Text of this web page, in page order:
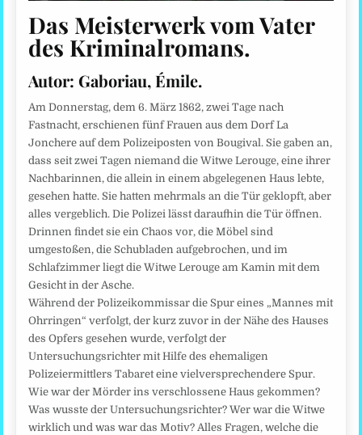
Das Meisterwerk vom Vater
des Kriminalromans.
Autor: Gaboriau, Émile.
Am Donnerstag, dem 6. März 1862, zwei Tage nach
Fastnacht, erschienen fünf Frauen aus dem Dorf La
Jonchere auf dem Polizeiposten von Bougival. Sie gaben an,
dass seit zwei Tagen niemand die Witwe Lerouge, eine ihrer
Nachbarinnen, die allein in einem abgelegenen Haus lebte,
gesehen hatte. Sie hatten mehrmals an die Tür geklopft, aber
alles vergeblich. Die Polizei lässt daraufhin die Tür öffnen.
Drinnen findet sie ein Chaos vor, die Möbel sind
umgestoßen, die Schubladen aufgebrochen, und im
Schlafzimmer liegt die Witwe Lerouge am Kamin mit dem
Gesicht in der Asche.
Während der Polizeikommissar die Spur eines „Mannes mit
Ohrringen“ verfolgt, der kurz zuvor in der Nähe des Hauses
des Opfers gesehen wurde, verfolgt der
Untersuchungsrichter mit Hilfe des ehemaligen
Polizeiermittlers Tabaret eine vielversprechendere Spur.
Wie war der Mörder ins verschlossene Haus gekommen?
Was wusste der Untersuchungsrichter? Wer war die Witwe
wirklich und was war das Motiv? Alles Fragen, welche die